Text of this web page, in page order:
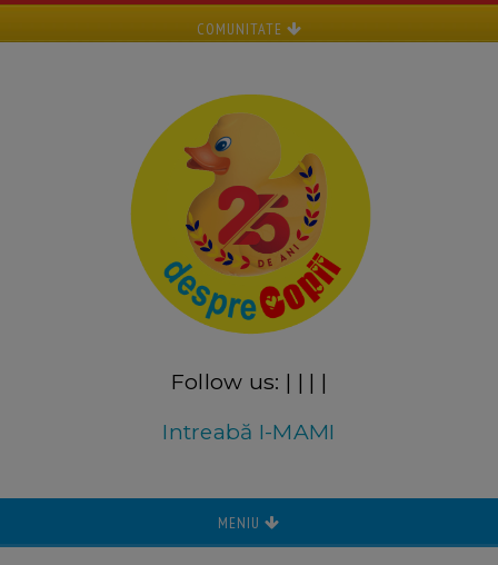
COMUNITATE
Follow us: | | | |
Intreabă I-MAMI
MENIU